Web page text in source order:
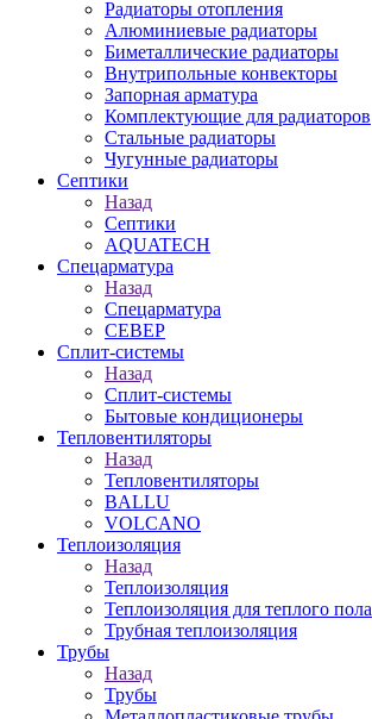
Радиаторы отопления
Алюминиевые радиаторы
Биметаллические радиаторы
Внутрипольные конвекторы
Запорная арматура
Комплектующие для радиаторов
Стальные радиаторы
Чугунные радиаторы
Септики
Назад
Септики
AQUATECH
Спецарматура
Назад
Спецарматура
СЕВЕР
Сплит-системы
Назад
Сплит-системы
Бытовые кондиционеры
Тепловентиляторы
Назад
Тепловентиляторы
BALLU
VOLCANO
Теплоизоляция
Назад
Теплоизоляция
Теплоизоляция для теплого пола
Трубная теплоизоляция
Трубы
Назад
Трубы